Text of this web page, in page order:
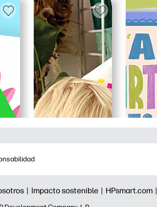
| Impacto sostenible | HPsmart.com |